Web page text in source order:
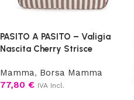
PASITO A PASITO – Valigia
Nascita Cherry Strisce
Mamma, Borsa Mamma
77,80 € IVA Incl.